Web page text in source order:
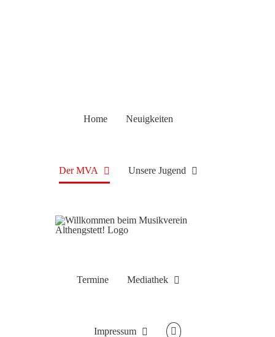
Home Neuigkeiten
Der MVA Unsere Jugend
Termine Mediathek
Impressum